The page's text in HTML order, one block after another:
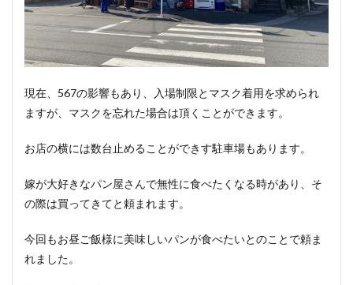
現在、567の影響もあり、入場制限とマスク着用を求められ
ますが、マスクを忘れた場合は頂くことができます。
お店の横には数台止めることができす駐車場もあります。
嫁が大好きなパン屋さんで無性に食べたくなる時があり、そ
の際は買ってきてと頼まれます。
今回もお昼ご飯様に美味しいパンが食べたいとのことで頼ま
れました。